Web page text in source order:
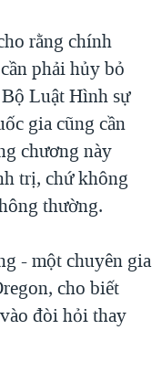
rằng chính
phải hủy bỏ
Luật Hình sự
gia cũng cần
chương này
trị, chứ không
thường.
- một chuyên gia
cho biết
đòi hỏi thay